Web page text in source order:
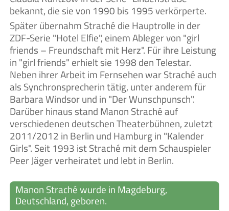
bekannt, die sie von 1990 bis 1995 verkörperte.
Später übernahm Straché die Hauptrolle in der
ZDF-Serie "Hotel Elfie", einem Ableger von "girl
friends – Freundschaft mit Herz". Für ihre Leistung
in "girl friends" erhielt sie 1998 den Telestar.
Neben ihrer Arbeit im Fernsehen war Straché auch
als Synchronsprecherin tätig, unter anderem für
Barbara Windsor und in "Der Wunschpunsch".
Darüber hinaus stand Manon Straché auf
verschiedenen deutschen Theaterbühnen, zuletzt
2011/2012 in Berlin und Hamburg in "Kalender
Girls". Seit 1993 ist Straché mit dem Schauspieler
Peer Jäger verheiratet und lebt in Berlin.
Manon Straché wurde in Magdeburg,
Deutschland, geboren.